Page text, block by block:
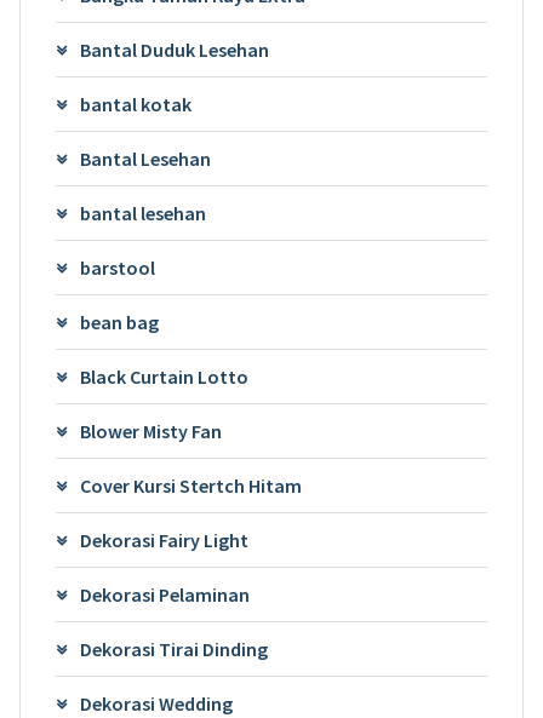
Bantal Duduk Lesehan
bantal kotak
Bantal Lesehan
bantal lesehan
barstool
bean bag
Black Curtain Lotto
Blower Misty Fan
Cover Kursi Stertch Hitam
Dekorasi Fairy Light
Dekorasi Pelaminan
Dekorasi Tirai Dinding
Dekorasi Wedding